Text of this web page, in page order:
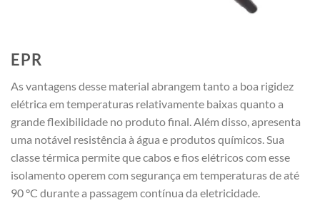
EPR
As vantagens desse material abrangem tanto a boa rigidez
elétrica em temperaturas relativamente baixas quanto a
grande flexibilidade no produto final. Além disso, apresenta
uma notável resistência à água e produtos químicos. Sua
classe térmica permite que cabos e fios elétricos com esse
isolamento operem com segurança em temperaturas de até
90 °C durante a passagem contínua da eletricidade.